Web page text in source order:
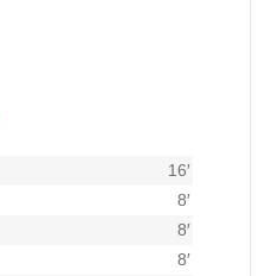
16′
8′
8′
8′